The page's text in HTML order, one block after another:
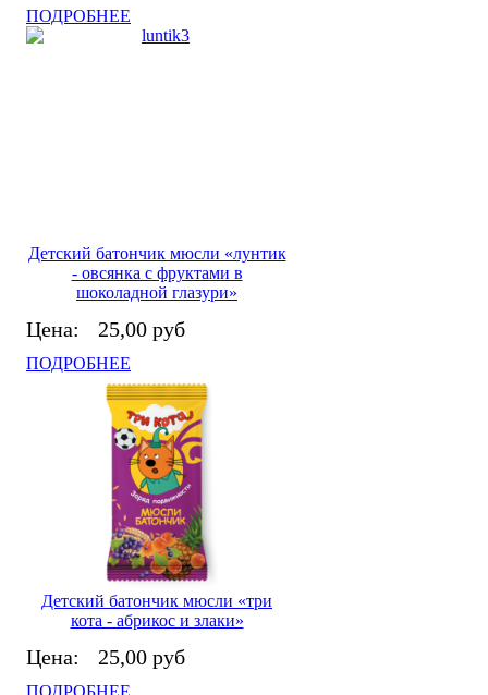
ПОДРОБНЕЕ
Детский батончик мюсли «лунтик
- овсянка с фруктами в
шоколадной глазури»
Цена: 25,00 руб
ПОДРОБНЕЕ
Детский батончик мюсли «три
кота - абрикос и злаки»
Цена: 25,00 руб
ПОДРОБНЕЕ